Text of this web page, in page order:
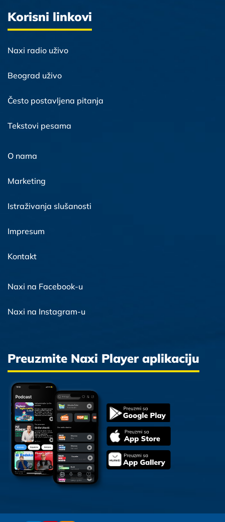
Korisni linkovi
Naxi radio uživo
Beograd uživo
Često postavljena pitanja
Tekstovi pesama
O nama
Marketing
Istraživanja slušanosti
Impresum
Kontakt
Naxi na Facebook-u
Naxi na Instagram-u
Preuzmite Naxi Player aplikaciju